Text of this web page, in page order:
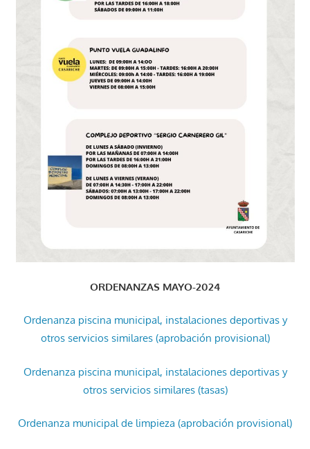
ORDENANZAS MAYO-2024
Ordenanza piscina municipal, instalaciones deportivas y
otros servicios similares (aprobación provisional)
Ordenanza piscina municipal, instalaciones deportivas y
otros servicios similares (tasas)
Ordenanza municipal de limpieza (aprobación provisional)